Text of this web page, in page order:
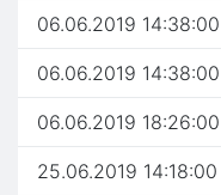
06.06.2019 14:38:00
06.06.2019 14:38:00
06.06.2019 18:26:00
25.06.2019 14:18:00